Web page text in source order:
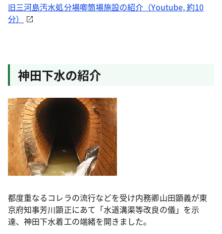
旧三河島汚水処分場喞筒場施設の紹介（Youtube, 約10
分）
神田下水の紹介
都度重なるコレラの流行などを受け内務卿山田顕義が東
京府知事芳川顕正にあて「水道溝渠等改良の儀」を示
達、神田下水着工の端緒を開きました。